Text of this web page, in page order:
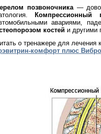
позвоночника—
Компрессионный
авариями,
костей и другими
о тренажере для лечения
комфорт плюс Вибро